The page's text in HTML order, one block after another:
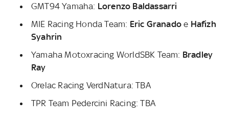
GMT94 Yamaha: Lorenzo Baldassarri
MIE Racing Honda Team: Eric Granado e Hafizh
Syahrin
Yamaha Motoxracing WorldSBK Team: Bradley
Ray
Orelac Racing VerdNatura: TBA
TPR Team Pedercini Racing: TBA